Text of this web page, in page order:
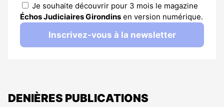
Je souhaite découvrir pour 3 mois le magazine
Échos Judiciaires Girondins en version numérique.
Inscrivez-vous à la newsletter
DENIÈRES PUBLICATIONS